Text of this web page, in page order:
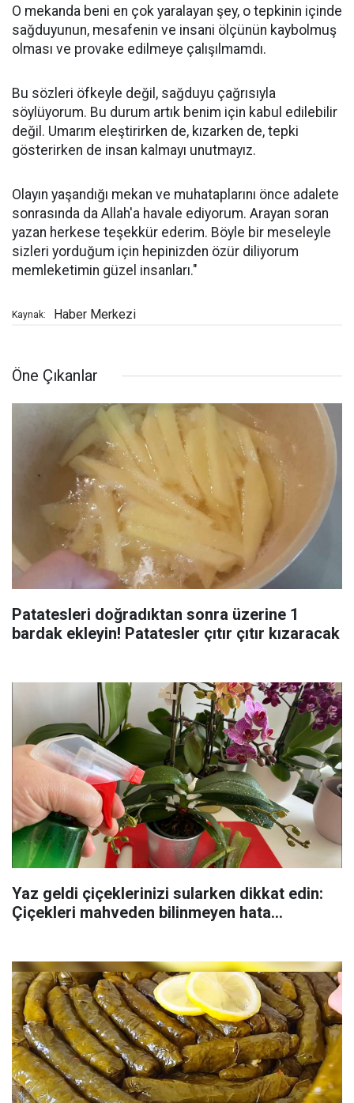
O mekanda beni en çok yaralayan şey, o tepkinin içinde
sağduyunun, mesafenin ve insani ölçünün kaybolmuş
olması ve provake edilmeye çalışılmamdı.
Bu sözleri öfkeyle değil, sağduyu çağrısıyla
söylüyorum. Bu durum artık benim için kabul edilebilir
değil. Umarım eleştirirken de, kızarken de, tepki
gösterirken de insan kalmayı unutmayız.
Olayın yaşandığı mekan ve muhataplarını önce adalete
sonrasında da Allah'a havale ediyorum. Arayan soran
yazan herkese teşekkür ederim. Böyle bir meseleyle
sizleri yorduğum için hepinizden özür diliyorum
memleketimin güzel insanları."
Kaynak: Haber Merkezi
Öne Çıkanlar
Patatesleri doğradıktan sonra üzerine 1
bardak ekleyin! Patatesler çıtır çıtır kızaracak
Yaz geldi çiçeklerinizi sularken dikkat edin:
Çiçekleri mahveden bilinmeyen hata...